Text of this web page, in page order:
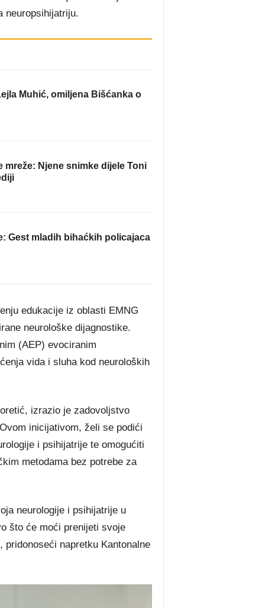
neuropsihijatriju.
Muhić, omiljena Bišćanka o
Njene snimke dijele Toni
Gest mladih bihaćkih policajaca
edukacije iz oblasti EMNG
neurološke dijagnostike.
(AEP) evociranim
vida i sluha kod neuroloških
izrazio je zadovoljstvo
inicijativom, želi se podići
i psihijatrije te omogućiti
metodama bez potrebe za
neurologije i psihijatrije u
što će moći prenijeti svoje
napretku Kantonalne